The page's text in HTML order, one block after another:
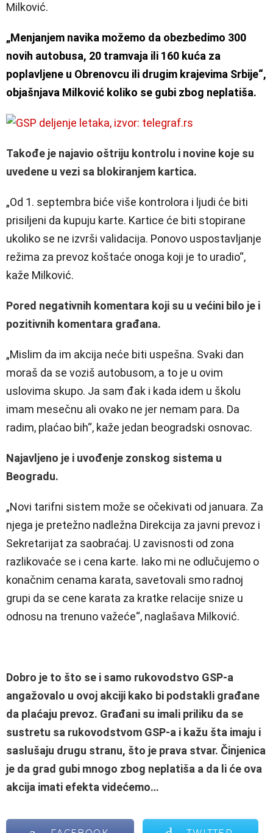
Milković.
„Menjanjem navika možemo da obezbedimo 300
novih autobusa, 20 tramvaja ili 160 kuća za
poplavljene u Obrenovcu ili drugim krajevima Srbije“,
objašnjava Milković koliko se gubi zbog neplatiša.
Takođe je najavio oštriju kontrolu i novine koje su
uvedene u vezi sa blokiranjem kartica.
„Od 1. septembra biće više kontrolora i ljudi će biti
prisiljeni da kupuju karte. Kartice će biti stopirane
ukoliko se ne izvrši validacija. Ponovo uspostavljanje
režima za prevoz koštaće onoga koji je to uradio“,
kaže Milković.
Pored negativnih komentara koji su u većini bilo je i
pozitivnih komentara građana.
„Mislim da im akcija neće biti uspešna. Svaki dan
moraš da se voziš autobusom, a to je u ovim
uslovima skupo. Ja sam đak i kada idem u školu
imam mesečnu ali ovako ne jer nemam para. Da
radim, plaćao bih“, kaže jedan beogradski osnovac.
Najavljeno je i uvođenje zonskog sistema u
Beogradu.
„Novi tarifni sistem može se očekivati od januara. Za
njega je pretežno nadležna Direkcija za javni prevoz i
Sekretarijat za saobraćaj. U zavisnosti od zona
razlikovaće se i cena karte. Iako mi ne odlučujemo o
konačnim cenama karata, savetovali smo radnoj
grupi da se cene karata za kratke relacije snize u
odnosu na trenuno važeće“, naglašava Milković.
Dobro je to što se i samo rukovodstvo GSP-a
angažovalo u ovoj akciji kako bi podstakli građane
da plaćaju prevoz. Građani su imali priliku da se
sustretu sa rukovodstvom GSP-a i kažu šta imaju i
saslušaju drugu stranu, što je prava stvar. Činjenica
je da grad gubi mnogo zbog neplatiša a da li će ova
akcija imati efekta videćemo…